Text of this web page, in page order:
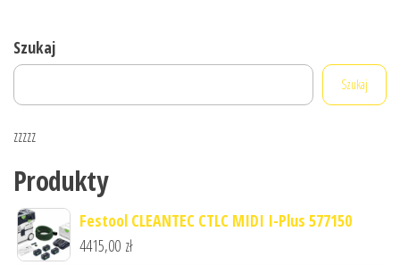
Szukaj
Szukaj
zzzzz
Produkty
Festool CLEANTEC CTLC MIDI I-Plus 577150
4415,00 zł